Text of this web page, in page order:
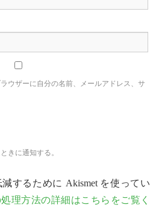
ウザーに自分の名前、メールアドレス、サ
きに通知する。
するために Akismet を使ってい
理方法の詳細はこちらをご覧く